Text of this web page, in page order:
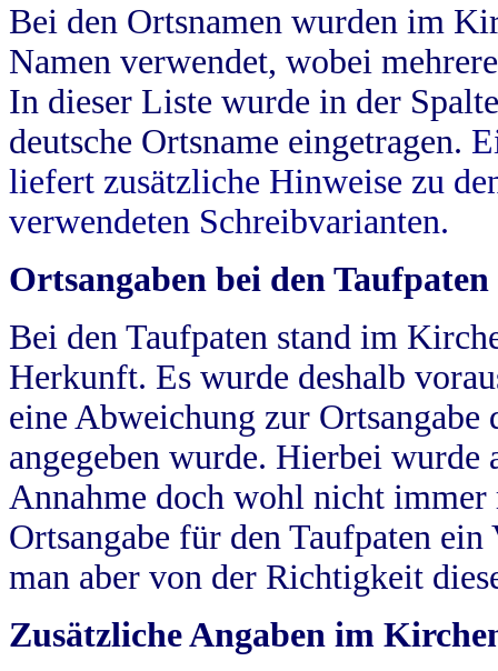
Bei den Ortsnamen wurden im
Namen verwendet, wobei
In dieser Liste wurde in der
deutsche Ortsname eingetragen.
liefert zusätzliche Hinweise zu
verwendeten Schreibvarianten.
Ortsangaben bei den Taufpaten
Bei den Taufpaten stand im
Herkunft. Es wurde deshalb
eine Abweichung zur
angegeben wurde. Hierbei wurde
Annahme doch wohl nicht
Ortsangabe für den Taufpaten
man aber von der Richtigkeit
Zusätzliche Angaben im